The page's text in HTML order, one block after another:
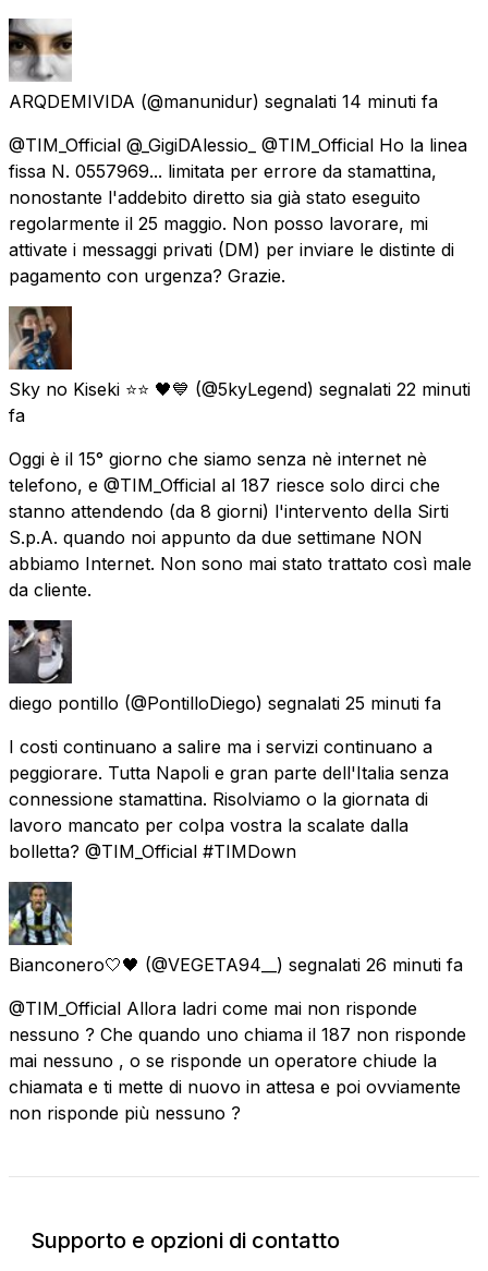
ARQDEMIVIDA (@manunidur) segnalati 14 minuti fa
@TIM_Official @_GigiDAlessio_ @TIM_Official Ho la linea
fissa N. 0557969... limitata per errore da stamattina,
nonostante l'addebito diretto sia già stato eseguito
regolarmente il 25 maggio. Non posso lavorare, mi
attivate i messaggi privati (DM) per inviare le distinte di
pagamento con urgenza? Grazie.
Sky no Kiseki ⭐⭐ 🖤💙 (@5kyLegend) segnalati 22 minuti
fa
Oggi è il 15° giorno che siamo senza nè internet nè
telefono, e @TIM_Official al 187 riesce solo dirci che
stanno attendendo (da 8 giorni) l'intervento della Sirti
S.p.A. quando noi appunto da due settimane NON
abbiamo Internet. Non sono mai stato trattato così male
da cliente.
diego pontillo (@PontilloDiego) segnalati 25 minuti fa
I costi continuano a salire ma i servizi continuano a
peggiorare. Tutta Napoli e gran parte dell'Italia senza
connessione stamattina. Risolviamo o la giornata di
lavoro mancato per colpa vostra la scalate dalla
bolletta? @TIM_Official #TIMDown
Bianconero🤍🖤 (@VEGETA94__) segnalati 26 minuti fa
@TIM_Official Allora ladri come mai non risponde
nessuno ? Che quando uno chiama il 187 non risponde
mai nessuno , o se risponde un operatore chiude la
chiamata e ti mette di nuovo in attesa e poi ovviamente
non risponde più nessuno ?
Supporto e opzioni di contatto